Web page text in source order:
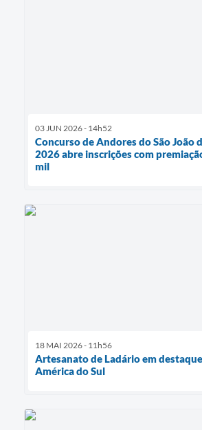
03 JUN 2026 - 14h52
Concurso de Andores do São João
2026 abre inscrições com
mil
18 MAI 2026 - 11h56
Artesanato de Ladário em
América do Sul